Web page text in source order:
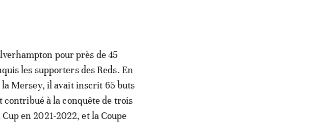
pour près de 45
les supporters des Reds. En
la Mersey, il avait inscrit 65 buts
contribué à la conquête de trois
en 2021-2022, et la Coupe